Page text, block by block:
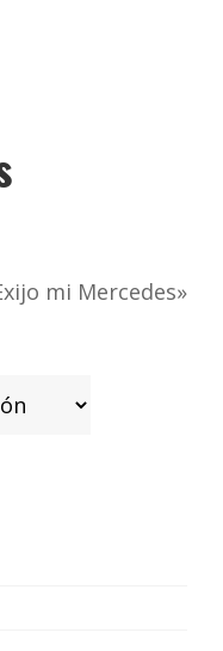
mi Mercedes»